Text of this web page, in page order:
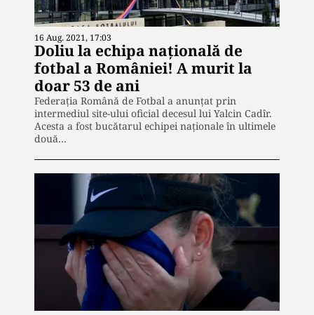
16 Aug. 2021, 17:03
Doliu la echipa națională de
fotbal a României! A murit la
doar 53 de ani
Federația Română de Fotbal a anunțat prin
intermediul site-ului oficial decesul lui Yalcin Cadîr.
Acesta a fost bucătarul echipei naționale în ultimele
două…